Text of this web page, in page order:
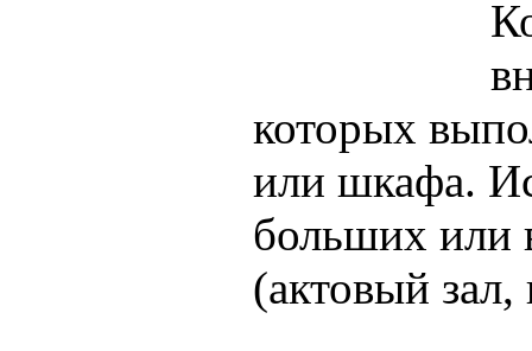
которых
или шкафа.
больших или
(актовый